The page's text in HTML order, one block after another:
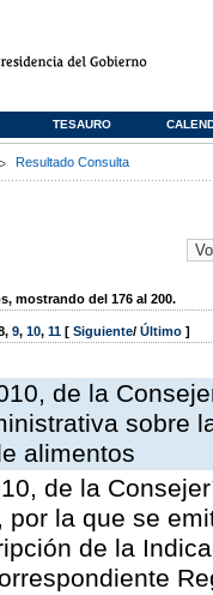
TESAURO
Resultado Consulta
mostrando del 176 al 200.
, 9, 10, 11 [ Siguiente/ Último ]
de la
sobre
alimentos
de la
por la que se
de la